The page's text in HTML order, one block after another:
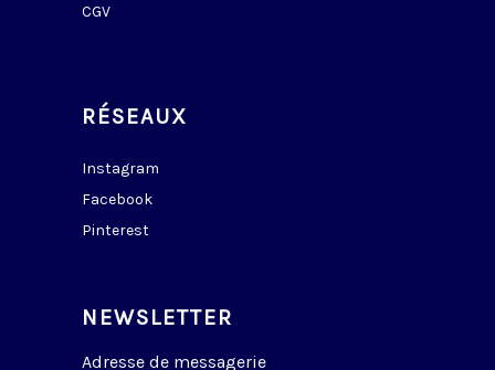
CGV
RÉSEAUX
Instagram
Facebook
Pinterest
NEWSLETTER
Adresse de messagerie